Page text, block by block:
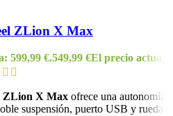
ZLion X Max
599,99 €.549,99 €El precio actual
ZLion X Max ofrece una autonomía
suspensión, puerto USB y rueda